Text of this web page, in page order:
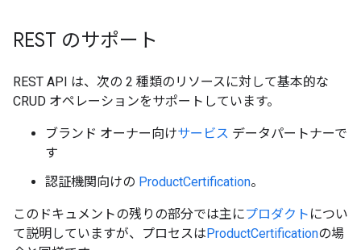
REST のサポート
REST API は、次の 2 種類のリソースに対して基本的な
CRUD オペレーションをサポートしています。
ブランド オーナー向けサービス データパートナーで
す
認証機関向けの ProductCertification。
このドキュメントの残りの部分では主にプロダクト につい
て説明していますが、プロセスはProductCertificationの場